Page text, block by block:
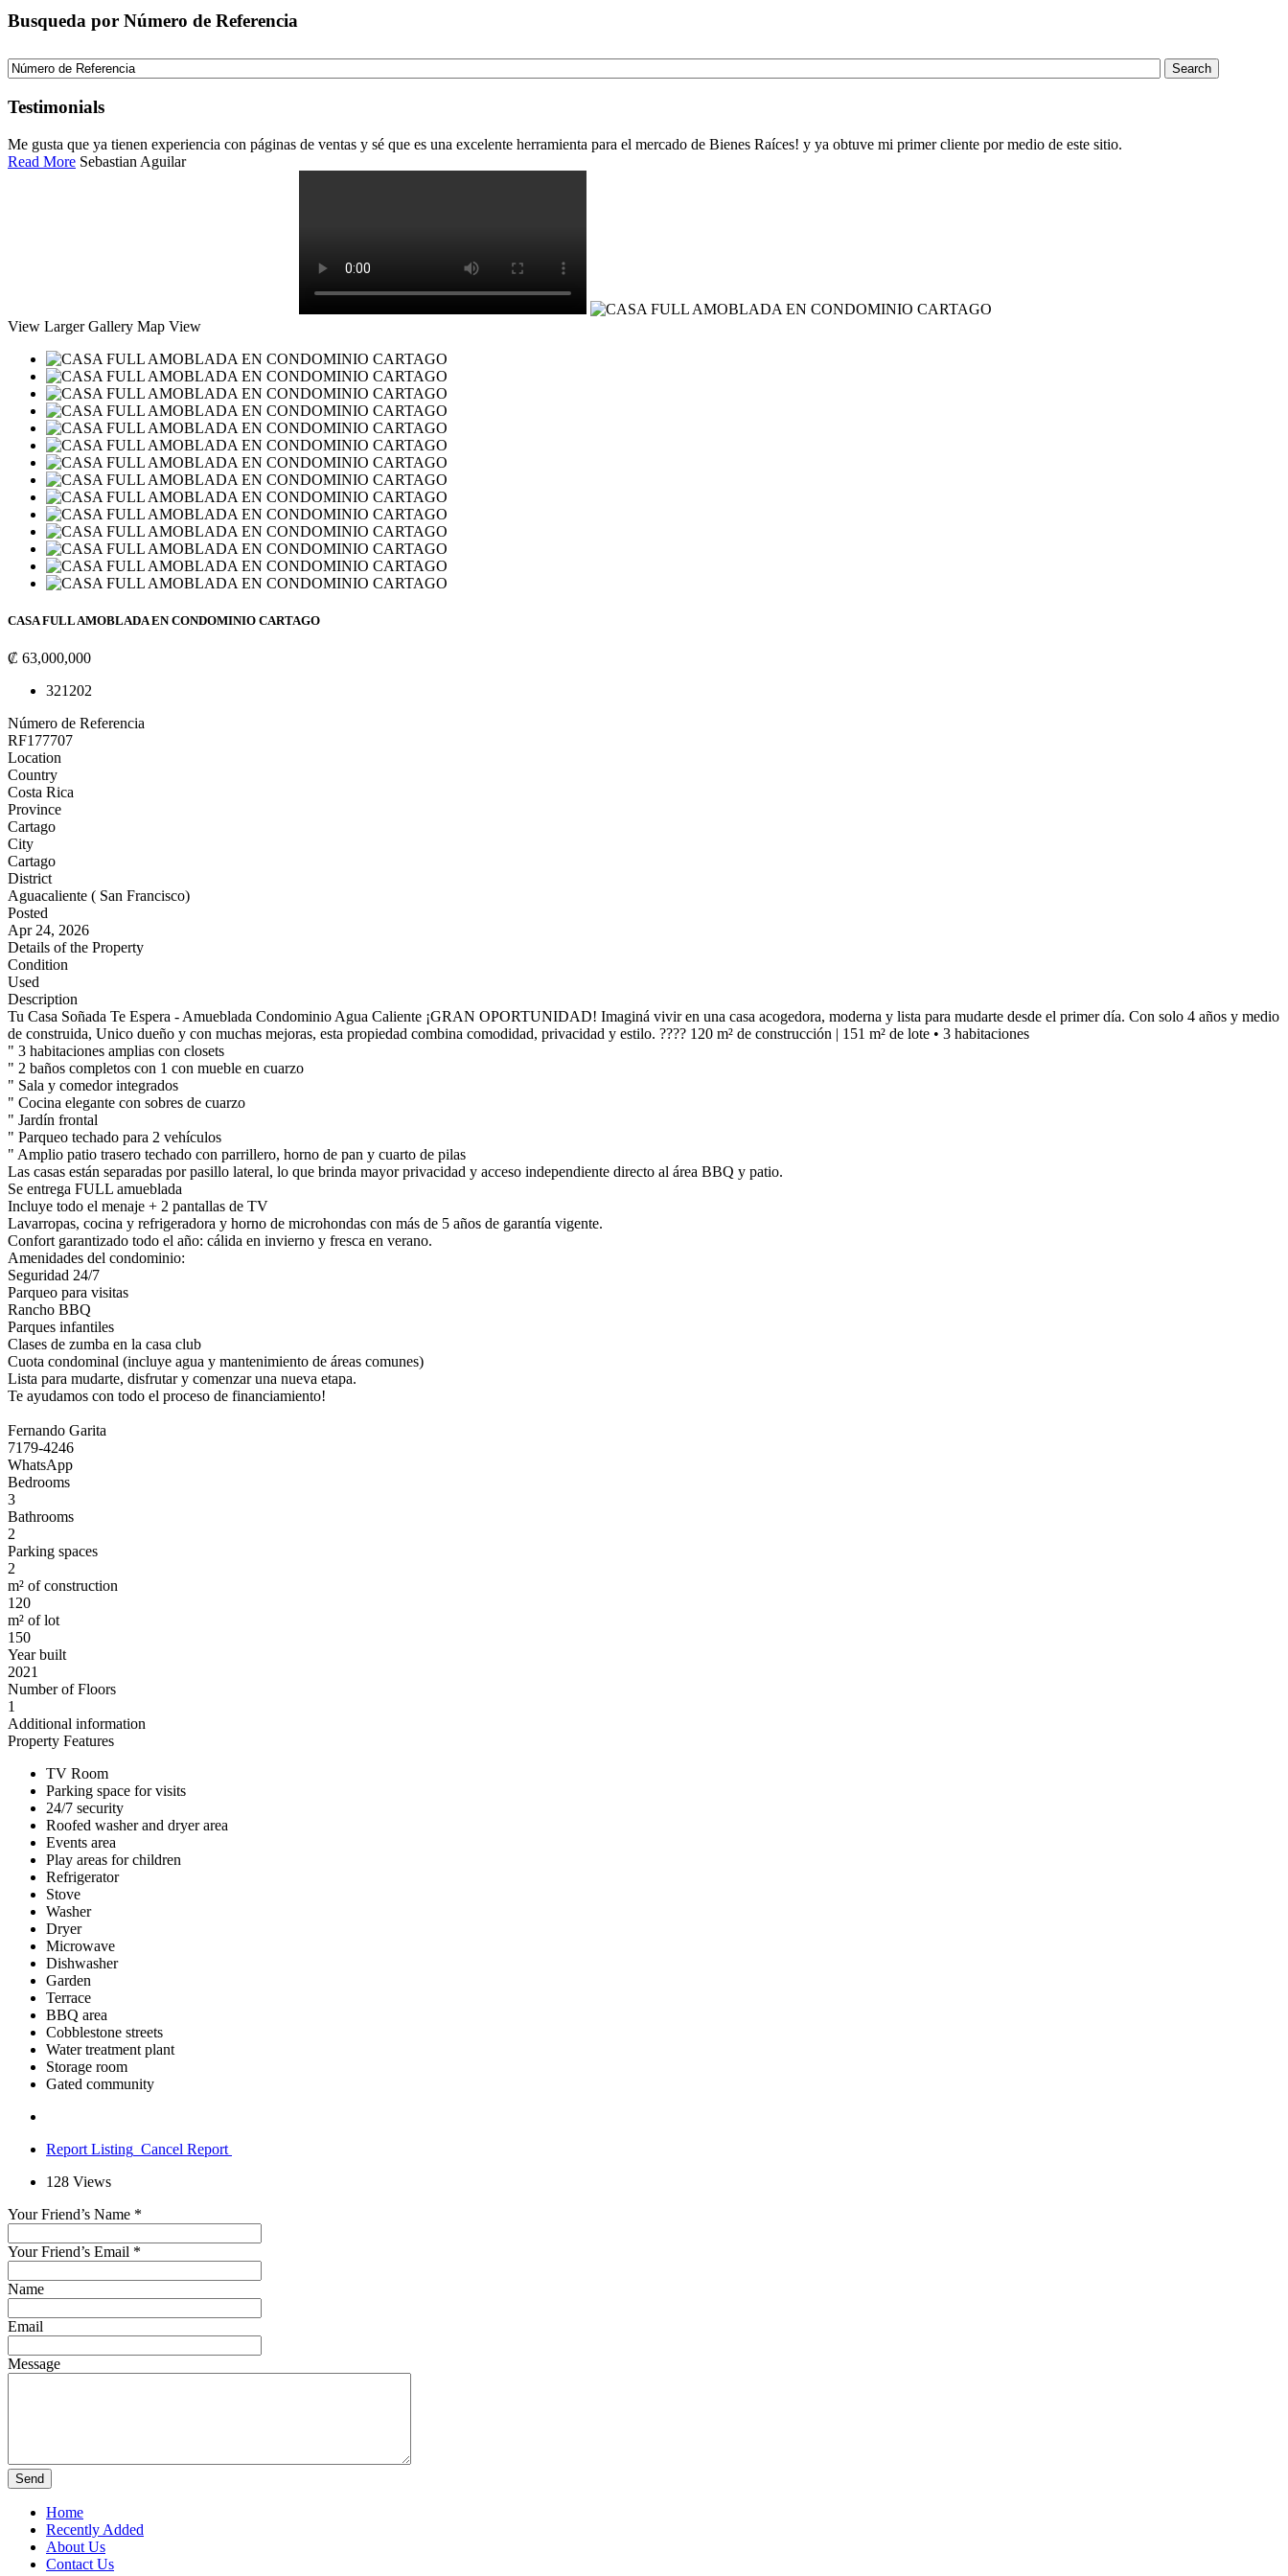
Busqueda por Número de Referencia
Testimonials
Me gusta que ya tienen experiencia con páginas de ventas y sé que es una excelente herramienta para el mercado de Bienes Raíces! y ya obtuve mi primer cliente por medio de este sitio.
Read More Sebastian Aguilar
View Larger Gallery Map View
CASA FULL AMOBLADA EN CONDOMINIO CARTAGO
₡ 63,000,000
321202
Número de Referencia
RF177707
Location
Country
Costa Rica
Province
Cartago
City
Cartago
District
Aguacaliente ( San Francisco)
Posted
Apr 24, 2026
Details of the Property
Condition
Used
Description
Tu Casa Soñada Te Espera - Amueblada Condominio Agua Caliente ¡GRAN OPORTUNIDAD! Imaginá vivir en una casa acogedora, moderna y lista para mudarte desde el primer día. Con solo 4 años y medio
de construida, Unico dueño y con muchas mejoras, esta propiedad combina comodidad, privacidad y estilo. ???? 120 m² de construcción | 151 m² de lote • 3 habitaciones
" 3 habitaciones amplias con closets
" 2 baños completos con 1 con mueble en cuarzo
" Sala y comedor integrados
" Cocina elegante con sobres de cuarzo
" Jardín frontal
" Parqueo techado para 2 vehículos
" Amplio patio trasero techado con parrillero, horno de pan y cuarto de pilas
Las casas están separadas por pasillo lateral, lo que brinda mayor privacidad y acceso independiente directo al área BBQ y patio.
Se entrega FULL amueblada
Incluye todo el menaje + 2 pantallas de TV
Lavarropas, cocina y refrigeradora y horno de microhondas con más de 5 años de garantía vigente.
Confort garantizado todo el año: cálida en invierno y fresca en verano.
Amenidades del condominio:
Seguridad 24/7
Parqueo para visitas
Rancho BBQ
Parques infantiles
Clases de zumba en la casa club
Cuota condominal (incluye agua y mantenimiento de áreas comunes)
Lista para mudarte, disfrutar y comenzar una nueva etapa.
Te ayudamos con todo el proceso de financiamiento!
Fernando Garita
7179-4246
WhatsApp
Bedrooms
3
Bathrooms
2
Parking spaces
2
m² of construction
120
m² of lot
150
Year built
2021
Number of Floors
1
Additional information
Property Features
TV Room
Parking space for visits
24/7 security
Roofed washer and dryer area
Events area
Play areas for children
Refrigerator
Stove
Washer
Dryer
Microwave
Dishwasher
Garden
Terrace
BBQ area
Cobblestone streets
Water treatment plant
Storage room
Gated community
Report Listing Cancel Report
128 Views
Your Friend’s Name *
Your Friend’s Email *
Name
Email
Message
Home
Recently Added
About Us
Contact Us